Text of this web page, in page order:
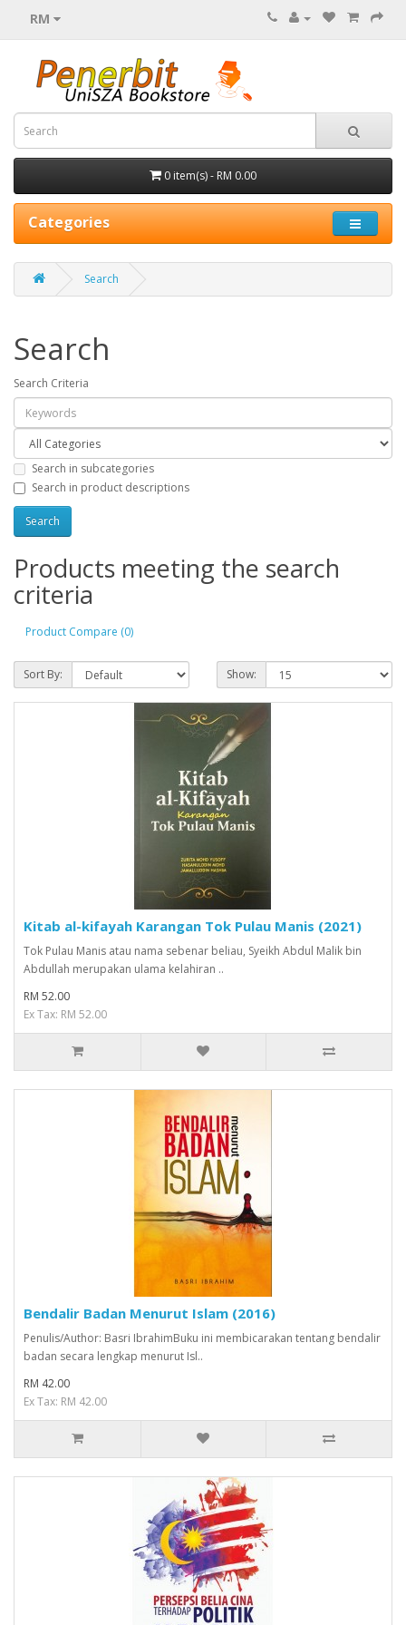
RM
0 item(s) - RM 0.00
Categories
Search
Search
Search Criteria
Search in subcategories
Search in product descriptions
Products meeting the search
criteria
Product Compare (0)
Sort By: Show:
Kitab al-kifayah Karangan Tok Pulau Manis (2021)
Tok Pulau Manis atau nama sebenar beliau, Syeikh Abdul Malik bin
Abdullah merupakan ulama kelahiran ..
RM 52.00
Ex Tax: RM 52.00
Bendalir Badan Menurut Islam (2016)
Penulis/Author: Basri IbrahimBuku ini membicarakan tentang bendalir
badan secara lengkap menurut Isl..
RM 42.00
Ex Tax: RM 42.00